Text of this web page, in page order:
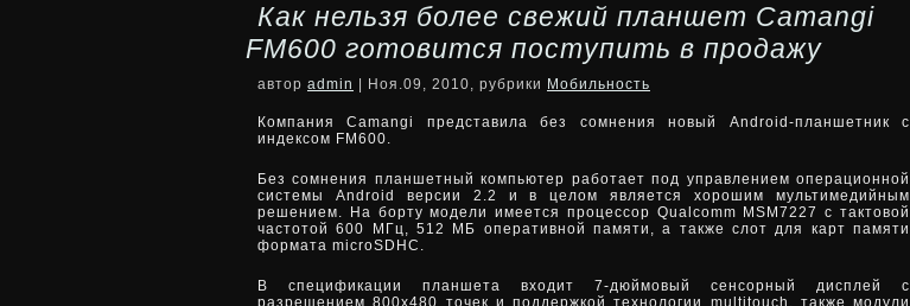
Как нельзя более свежий планшет Camangi
FM600 готовится поступить в продажу
автор admin | Ноя.09, 2010, рубрики Мобильность
Компания Camangi представила без сомнения новый Android-планшетник с
индексом FM600.
Без сомнения планшетный компьютер работает под управлением операционной
системы Android версии 2.2 и в целом является хорошим мультимедийным
решением. На борту моделиимеется процессор Qualcomm MSM7227 с тактовой
частотой 600 МГц, 512 МБ оперативной памяти, а также слот для карт памяти
формата microSDHC.
В спецификации планшета входит 7-дюймовый сенсорный дисплей с
разрешением 800х480 точек и поддержкой технологии multitouch, также модули